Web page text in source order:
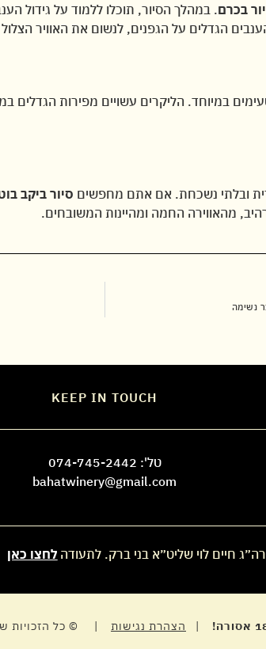
בכרם. במהלך הסיור, תוכלו ללמוד על גידול
הגדלים על הגפנים, לנשום את האוויר
במיוחד. הליקרים עשויים מפירות הגדלים
ובלתי נשכחת. אם אתם מחפשים סיור ביקב
מהאווירה החמה ומהיינות המשובחים.
נשימה
KEEP IN TOUCH
טל': 074-745-2442
bahatwinery@gmail.com
חיים לוי שליט״א בני ברק. לתעודה לחצו כאן
| הצהרת נגישות | © כל הזכויות